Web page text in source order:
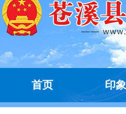
首页 印